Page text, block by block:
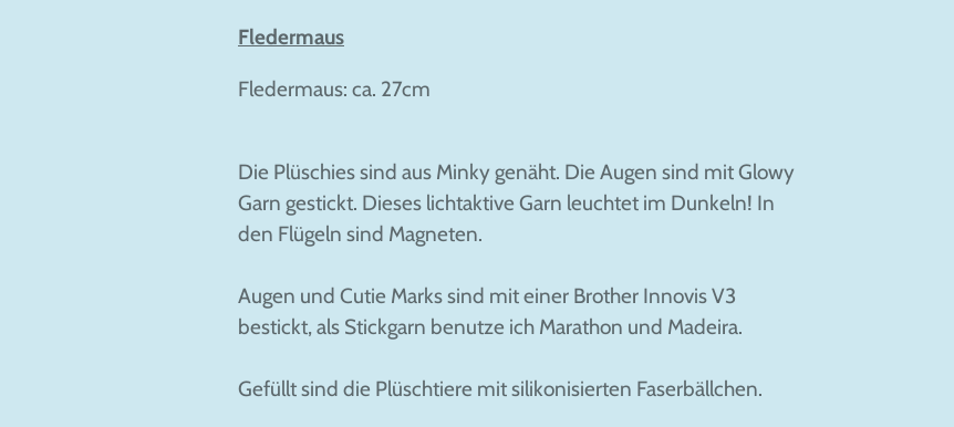
Fledermaus
Fledermaus: ca. 27cm
Die Plüschies sind aus Minky genäht. Die Augen sind mit Glowy
Garn gestickt. Dieses lichtaktive Garn leuchtet im Dunkeln! In
den Flügeln sind Magneten.
Augen und Cutie Marks sind mit einer Brother Innovis V3
bestickt, als Stickgarn benutze ich Marathon und Madeira.
Gefüllt sind die Plüschtiere mit silikonisierten Faserbällchen.